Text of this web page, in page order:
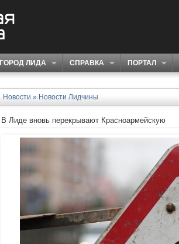
ГОРОД ЛИДА СПРАВКА ПОРТАЛ
Новости » Новости Лидчины
В Лиде вновь перекрывают Красноармейскую